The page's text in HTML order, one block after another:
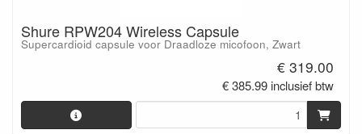
Shure RPW204 Wireless Capsule
Supercardioid capsule voor Draadloze micofoon, Zwart
€ 319.00
€ 385.99 inclusief btw